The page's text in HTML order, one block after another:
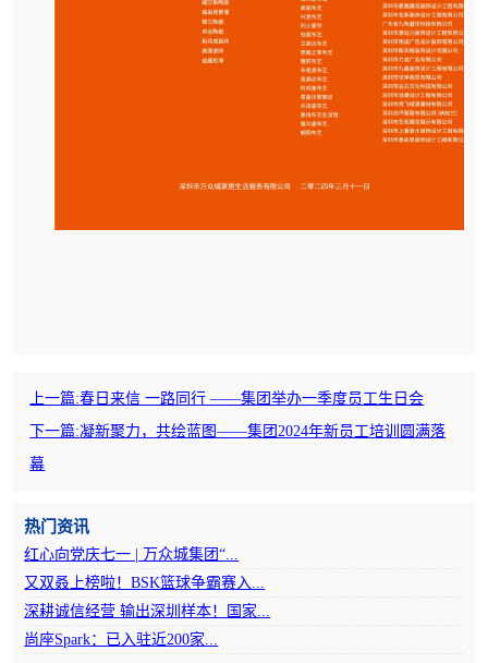
上一篇:春日来信 一路同行 ——集团举办一季度员工生日会
下一篇:凝新聚力，共绘蓝图——集团2024年新员工培训圆满落
幕
热门资讯
红心向党庆七一 | 万众城集团“...
又双叒上榜啦！BSK篮球争霸赛入...
深耕诚信经营 输出深圳样本！国家...
尚座Spark：已入驻近200家...